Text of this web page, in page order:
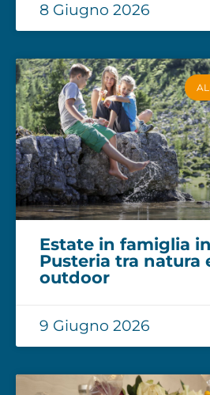
8 Giugno 2026
Estate in famiglia
Pusteria tra natura
outdoor
9 Giugno 2026